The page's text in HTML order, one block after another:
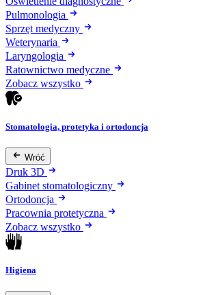
Pulmonologia
Sprzęt medyczny
Weterynaria
Laryngologia
Ratownictwo medyczne
Zobacz wszystko
Stomatologia, protetyka i ortodoncja
Wróć
Druk 3D
Gabinet stomatologiczny
Ortodoncja
Pracownia protetyczna
Zobacz wszystko
Higiena